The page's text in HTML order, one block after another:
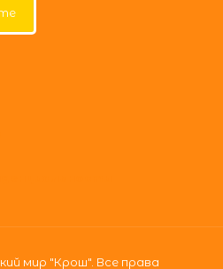
мир "Крош". Все права